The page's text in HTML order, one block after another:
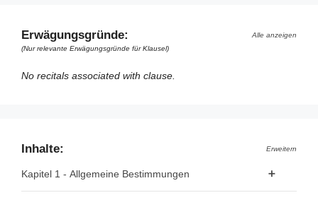
Erwägungsgründe:
Alle anzeigen
(Nur relevante Erwägungsgründe für Klausel)
No recitals associated with clause.
Inhalte: Erweitern
Kapitel 1 - Allgemeine Bestimmungen